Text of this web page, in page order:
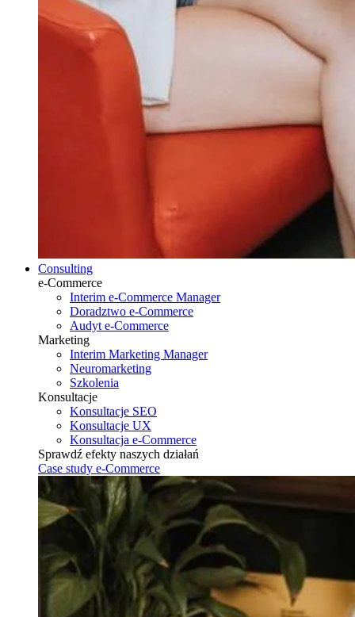
Consulting
e-Commerce
Interim e-Commerce Manager
Doradztwo e-Commerce
Audyt e-Commerce
Marketing
Interim Marketing Manager
Neuromarketing
Szkolenia
Konsultacje
Konsultacje SEO
Konsultacje UX
Konsultacja e-Commerce
Sprawdź efekty naszych działań
Case study e-Commerce